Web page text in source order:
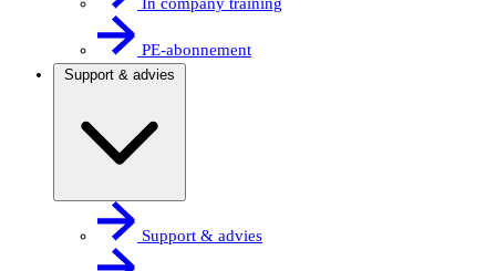
PE-abonnement
Support & advies
Support & advies